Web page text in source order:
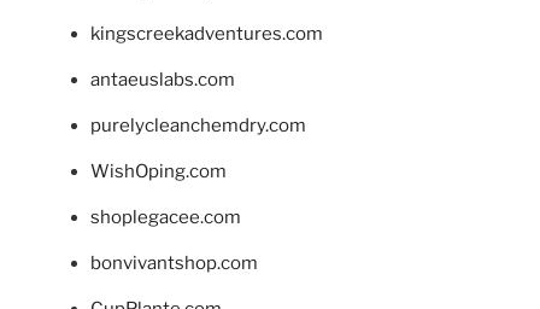
kingscreekadventures.com
antaeuslabs.com
purelycleanchemdry.com
WishOping.com
shoplegacee.com
bonvivantshop.com